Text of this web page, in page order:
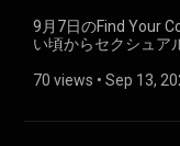
9月7日のFind Your
い頃からセクシュア
ち上げた星賢人さん
70 views • Sep 13,